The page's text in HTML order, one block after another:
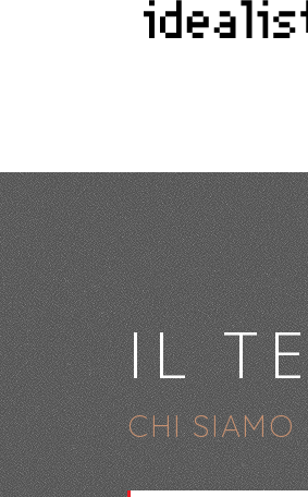
IL
CHI SIAMO